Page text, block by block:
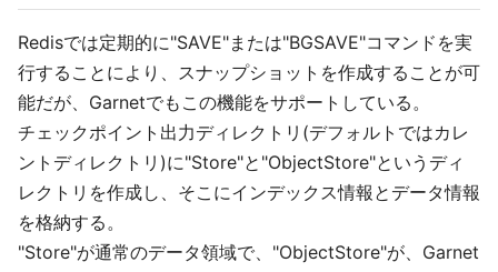
Redisでは定期的に"SAVE"または"BGSAVE"コマンドを実
行することにより、スナップショットを作成することが可
能だが、Garnetでもこの機能をサポートしている。
チェックポイント出力ディレクトリ(デフォルトではカレ
ントディレクトリ)に"Store"と"ObjectStore"というディ
レクトリを作成し、そこにインデックス情報とデータ情報
を格納する。
"Store"が通常のデータ領域で、"ObjectStore"が、Garnet